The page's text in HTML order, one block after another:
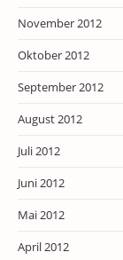
November 2012
Oktober 2012
September 2012
August 2012
Juli 2012
Juni 2012
Mai 2012
April 2012